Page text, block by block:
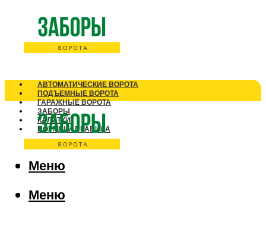
АВТОМАТИЧЕСКИЕ ВОРОТА
ПОДЪЕМНЫЕ ВОРОТА
ГАРАЖНЫЕ ВОРОТА
ЗАБОРЫ
КАЛИТКИ
НОРМЫ И ПРАВИЛА
Меню
Меню